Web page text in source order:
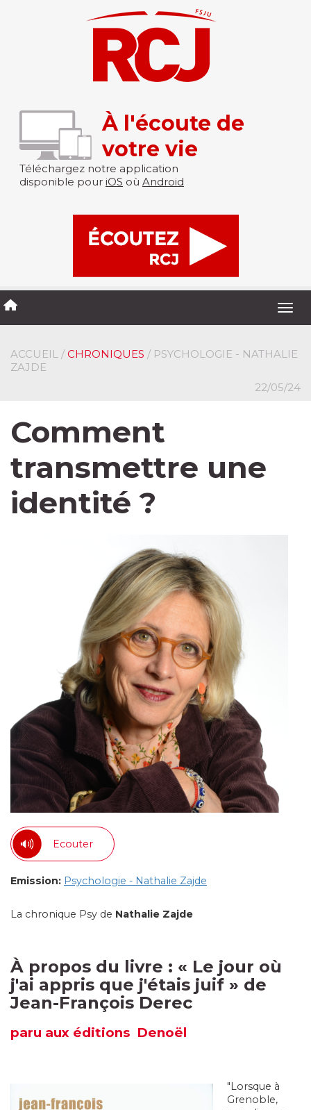
À l'écoute de
votre vie
Téléchargez notre application
disponible pour iOS où Android
ACCUEIL / CHRONIQUES / PSYCHOLOGIE - NATHALIE
ZAJDE
22/05/24
Comment
transmettre une
identité ?
Ecouter
Emission: Psychologie - Nathalie Zajde
La chronique Psy de Nathalie Zajde
À propos du livre : « Le jour où
j'ai appris que j'étais juif » de
Jean-François Derec
paru aux éditions Denoël
"Lorsque à
Grenoble,